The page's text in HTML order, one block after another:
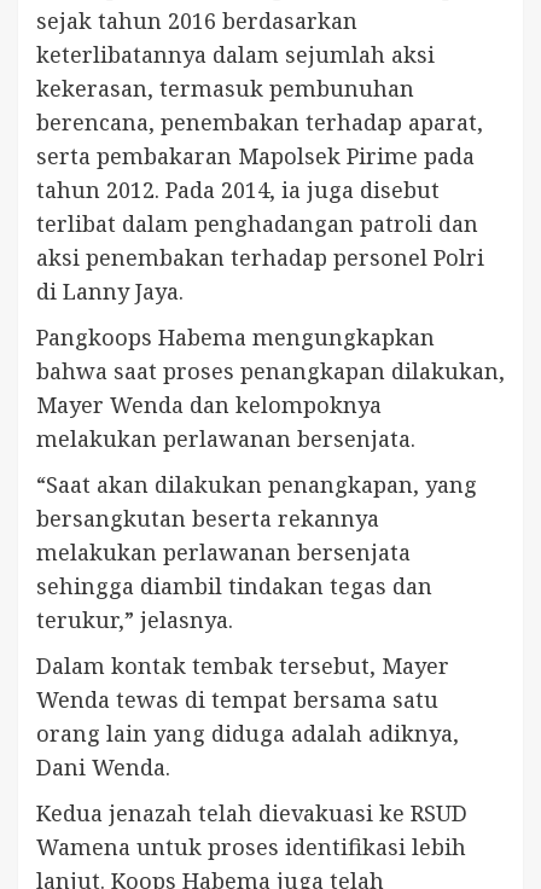
sejak tahun 2016 berdasarkan
keterlibatannya dalam sejumlah aksi
kekerasan, termasuk pembunuhan
berencana, penembakan terhadap aparat,
serta pembakaran Mapolsek Pirime pada
tahun 2012. Pada 2014, ia juga disebut
terlibat dalam penghadangan patroli dan
aksi penembakan terhadap personel Polri
di Lanny Jaya.
Pangkoops Habema mengungkapkan
bahwa saat proses penangkapan dilakukan,
Mayer Wenda dan kelompoknya
melakukan perlawanan bersenjata.
“Saat akan dilakukan penangkapan, yang
bersangkutan beserta rekannya
melakukan perlawanan bersenjata
sehingga diambil tindakan tegas dan
terukur,” jelasnya.
Dalam kontak tembak tersebut, Mayer
Wenda tewas di tempat bersama satu
orang lain yang diduga adalah adiknya,
Dani Wenda.
Kedua jenazah telah dievakuasi ke RSUD
Wamena untuk proses identifikasi lebih
lanjut. Koops Habema juga telah